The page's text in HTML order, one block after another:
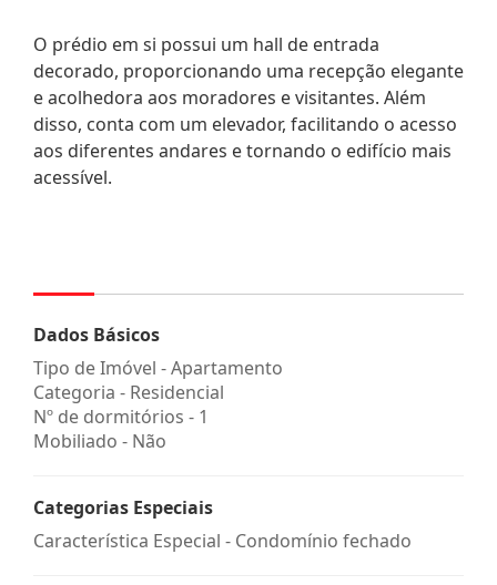
O prédio em si possui um hall de entrada
decorado, proporcionando uma recepção elegante
e acolhedora aos moradores e visitantes. Além
disso, conta com um elevador, facilitando o acesso
aos diferentes andares e tornando o edifício mais
acessível.
Dados Básicos
Tipo de Imóvel - Apartamento
Categoria - Residencial
Nº de dormitórios - 1
Mobiliado - Não
Categorias Especiais
Característica Especial - Condomínio fechado